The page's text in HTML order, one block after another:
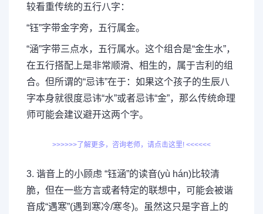
较看重传统的五行八字：
“钰”字带金字旁，五行属金。
“涵”字带三点水，五行属水。这个组合是“金生水”，
在五行搭配上是非常顺滑、相生的，属于吉利的组
合。但所谓的“忌讳”在于：如果这个孩子的生辰八
字本身就很度忌讳“水”或者忌讳“金”，那么传统命理
师可能会建议避开这两个字。
>>>>>>了解更多，咨询老师，请点击这里! <<<<<<
3. 谐音上的小顾虑 “钰涵”的读音(yù hán)比较清
脆，但在一些方言或者特定的联想中，可能会被谐
音成“遇寒”(遇到寒冷/寒冬)。虽然这只是字音上的